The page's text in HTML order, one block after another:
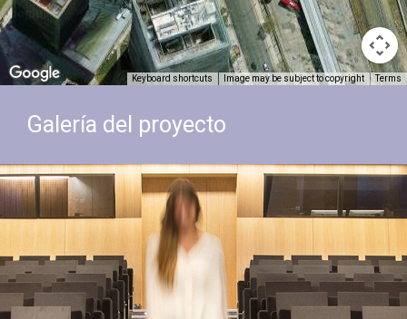
Keyboard shortcuts Image may be subject to copyright Terms
Galería del proyecto